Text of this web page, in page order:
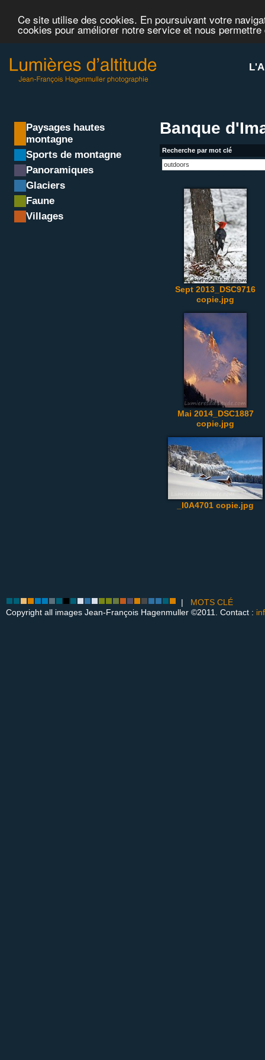
Ce site utilise des cookies. En poursuivant votre
cookies pour améliorer notre service et nous
Paysages hautes
montagne
Sports de montagne
Panoramiques
Glaciers
Faune
Villages
Banque
Recherche par mot clé
Sept 2013_DSC9716
copie.jpg
Mai 2014_DSC1887
copie.jpg
_I0A4701 copie.jpg
| MOTS CLÉ
Copyright all images Jean-François Hagenmuller ©2011. Contact :